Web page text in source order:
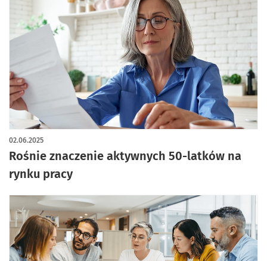
Rośnie znaczenie aktywnych 50-latków na
rynku pracy
02.06.2025